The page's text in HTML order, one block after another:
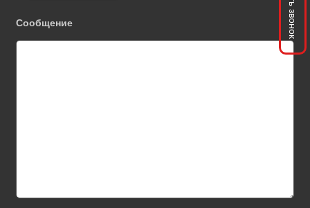
Сообщение